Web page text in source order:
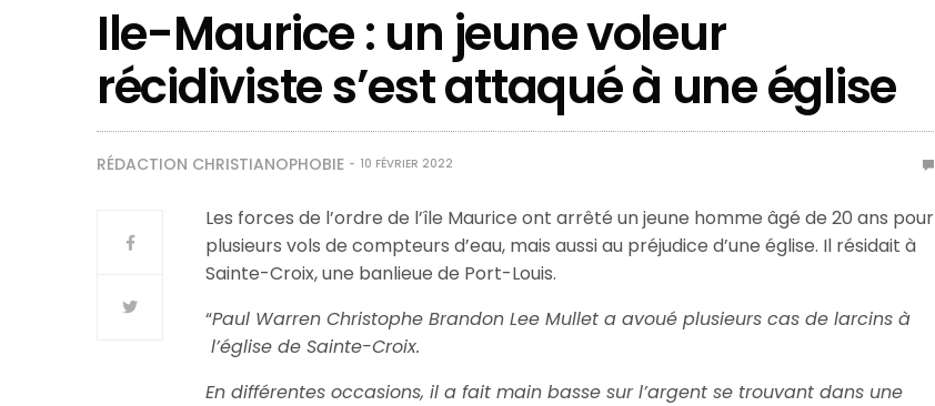
Ile-Maurice : un jeune voleur
récidiviste s’est attaqué à une église
RÉDACTION CHRISTIANOPHOBIE 10 FÉVRIER 2022
Les forces de l’ordre de l’île Maurice ont arrêté un jeune homme âgé de 20 ans pour
plusieurs vols de compteurs d’eau, mais aussi au préjudice d’une église. Il résidait à
Sainte-Croix, une banlieue de Port-Louis.
“Paul Warren Christophe Brandon Lee Mullet a avoué plusieurs cas de larcins à
l’église de Sainte-Croix.
En différentes occasions, il a fait main basse sur l’argent se trouvant dans une